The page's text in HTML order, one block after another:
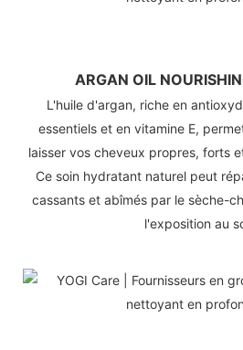
ARGAN OIL
L'huile d'argan, riche en
essentiels et en vitamine E,
laisser vos cheveux propres, forts
Ce soin hydratant naturel peut
cassants et abîmés par le sèche-
l'exposition au